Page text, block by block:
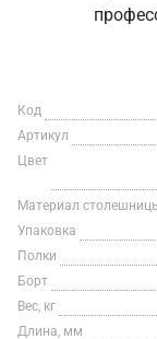
Код
Артикул
Цвет
Материал
Упаковка
Полки
Борт
Вес, кг
Длина, мм